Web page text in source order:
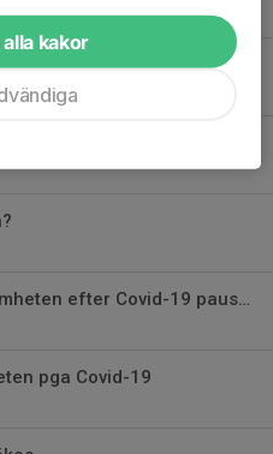
GIF startar om verksamheten efter Covid-19 pausen
pga Covid-19
kakor